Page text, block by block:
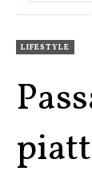
LIFESTYLE